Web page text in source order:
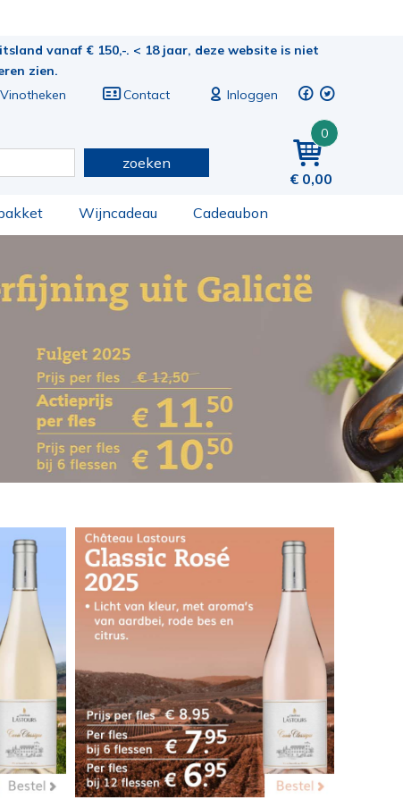
vanaf € 150,-. < 18 jaar, deze website is niet
zien.
Vinotheken Contact Inloggen
0
0,00
zoeken
Wijncadeau Cadeaubon